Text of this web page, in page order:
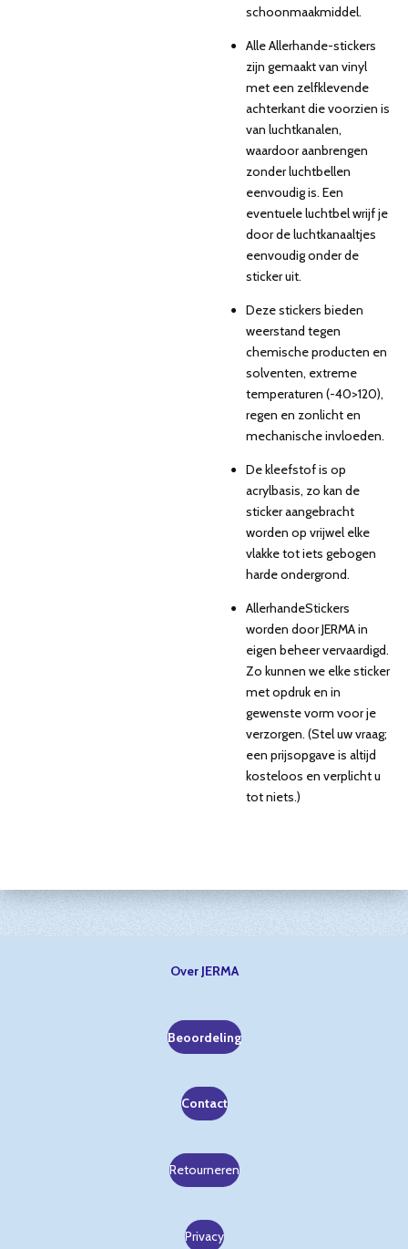
schoonmaakmiddel.
Alle Allerhande-stickers
zijn gemaakt van vinyl
met een zelfklevende
achterkant die voorzien is
van luchtkanalen,
waardoor aanbrengen
zonder luchtbellen
eenvoudig is. Een
eventuele luchtbel wrijf je
door de luchtkanaaltjes
eenvoudig onder de
sticker uit.
Deze stickers bieden
weerstand tegen
chemische producten en
solventen, extreme
temperaturen (-40>120),
regen en zonlicht en
mechanische invloeden.
De kleefstof is op
acrylbasis, zo kan de
sticker aangebracht
worden op vrijwel elke
vlakke tot iets gebogen
harde ondergrond.
AllerhandeStickers
worden door JERMA in
eigen beheer vervaardigd.
Zo kunnen we elke sticker
met opdruk en in
gewenste vorm voor je
verzorgen. (Stel uw vraag;
een prijsopgave is altijd
kosteloos en verplicht u
tot niets.)
Over JERMA
Beoordeling
Contact
Retourneren
Privacy